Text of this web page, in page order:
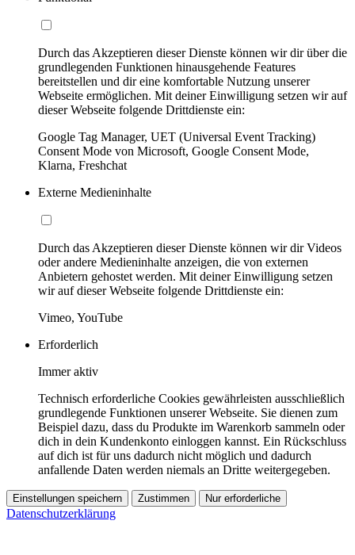
Durch das Akzeptieren dieser Dienste können wir dir über die
grundlegenden Funktionen hinausgehende Features
bereitstellen und dir eine komfortable Nutzung unserer
Webseite ermöglichen. Mit deiner Einwilligung setzen wir auf
dieser Webseite folgende Drittdienste ein:
Google Tag Manager, UET (Universal Event Tracking)
Consent Mode von Microsoft, Google Consent Mode,
Klarna, Freshchat
Externe Medieninhalte
Durch das Akzeptieren dieser Dienste können wir dir Videos
oder andere Medieninhalte anzeigen, die von externen
Anbietern gehostet werden. Mit deiner Einwilligung setzen
wir auf dieser Webseite folgende Drittdienste ein:
Vimeo, YouTube
Erforderlich
Immer aktiv
Technisch erforderliche Cookies gewährleisten ausschließlich
grundlegende Funktionen unserer Webseite. Sie dienen zum
Beispiel dazu, dass du Produkte im Warenkorb sammeln oder
dich in dein Kundenkonto einloggen kannst. Ein Rückschluss
auf dich ist für uns dadurch nicht möglich und dadurch
anfallende Daten werden niemals an Dritte weitergegeben.
Einstellungen speichern Zustimmen Nur erforderliche
Datenschutzerklärung